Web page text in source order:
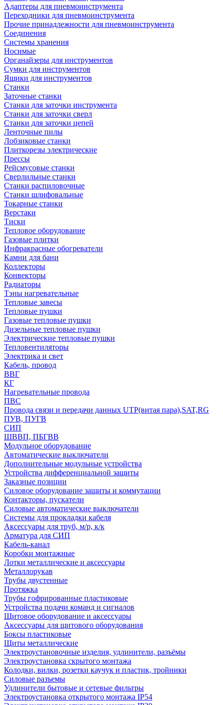
Адаптеры для пневмоинструмента
Переходники для пневмоинструмента
Прочие принадлежности для пневмоинструмента
Соединения
Системы хранения
Носимые
Органайзеры для инструментов
Сумки для инструментов
Ящики для инструментов
Станки
Заточные станки
Станки для заточки инструмента
Станки для заточки сверл
Станки для заточки цепей
Ленточные пилы
Лобзиковые станки
Плиткорезы электрические
Прессы
Рейсмусовые станки
Сверлильные станки
Станки распиловочные
Станки шлифовальные
Токарные станки
Верстаки
Тиски
Тепловое оборудование
Газовые плитки
Инфракрасные обогреватели
Камни для бани
Коллекторы
Конвекторы
Радиаторы
Тэны нагревательные
Тепловые завесы
Тепловые пушки
Газовые тепловые пушки
Дизельные тепловые пушки
Электрические тепловые пушки
Тепловентиляторы
Электрика и свет
Кабель, провод
ВВГ
КГ
Нагревательные провода
ПВС
Провода связи и передачи данных UTP(витая пара),SAT,RG
ПУВ, ПУГВ
СИП
ШВВП, ПБГВВ
Модульное оборудование
Автоматические выключатели
Дополнительные модульные устройства
Устройства дифференциальной защиты
Заказные позиции
Силовое оборудование защиты и коммутации
Контакторы, пускатели
Силовые автоматические выключатели
Системы для прокладки кабеля
Аксессуары для труб, м/р, к/к
Арматура для СИП
Кабель-канал
Коробки монтажные
Лотки металлические и аксессуары
Металлорукав
Трубы двустенные
Протяжка
Трубы гофрированные пластиковые
Устройства подачи команд и сигналов
Щитовое оборудование и аксессуары
Аксессуары для щитового оборудования
Боксы пластиковые
Щиты металлические
Электроустановочные изделия, удлинители, разъёмы
Электроустановка скрытого монтажа
Колодки, вилки, розетки каучук и пластик, тройники
Силовые разъемы
Удлинители бытовые и сетевые фильтры
Электроустановка открытого монтажа IP54